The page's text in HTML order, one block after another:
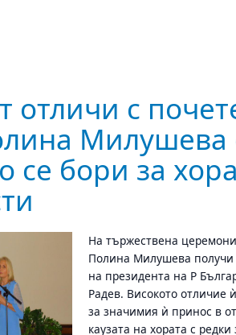
отличи с
Милушева
се бори за
На тържествена
Полина Милушева получи
на президента на Р
Радев. Високото отличие
за значимия ѝ принос в
каузата на хората с